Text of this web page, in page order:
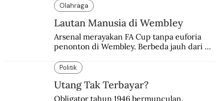
Olahraga
Lautan Manusia di Wembley
Arsenal merayakan FA Cup tanpa euforia
penonton di Wembley. Berbeda jauh dari
silam.
Politik
Utang Tak Terbayar?
Obligator tahun 1946 bermunculan.